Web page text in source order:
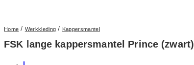
Home / Werkkleding / Kappersmantel
FSK lange kappersmantel Prince (zwart)